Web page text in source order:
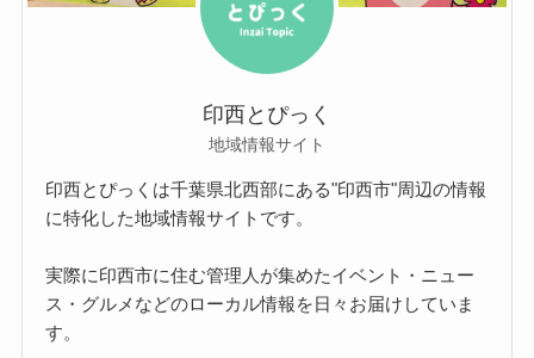
印西とぴっく
地域情報サイト
印西とぴっくは千葉県北西部にある"印西市"周辺の情報
に特化した地域情報サイトです。
実際に印西市に住む管理人が集めたイベント・ニュー
ス・グルメなどのローカル情報を日々お届けしていま
す。